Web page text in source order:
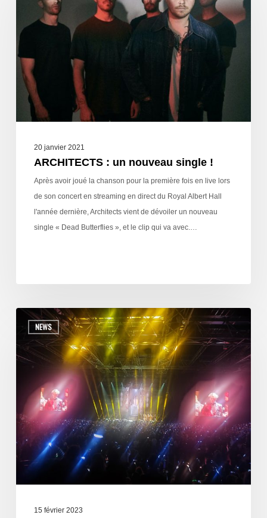
20 janvier 2021
ARCHITECTS : un nouveau single !
Après avoir joué la chanson pour la première fois en live lors
de son concert en streaming en direct du Royal Albert Hall
l'année dernière, Architects vient de dévoiler un nouveau
single « Dead Butterflies », et le clip qui va avec.…
NEWS
15 février 2023